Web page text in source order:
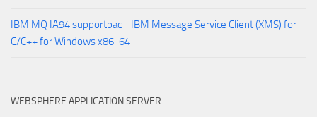
IBM MQ IA94 supportpac - IBM Message Service Client (XMS) for
C/C++ for Windows x86-64
WEBSPHERE APPLICATION SERVER